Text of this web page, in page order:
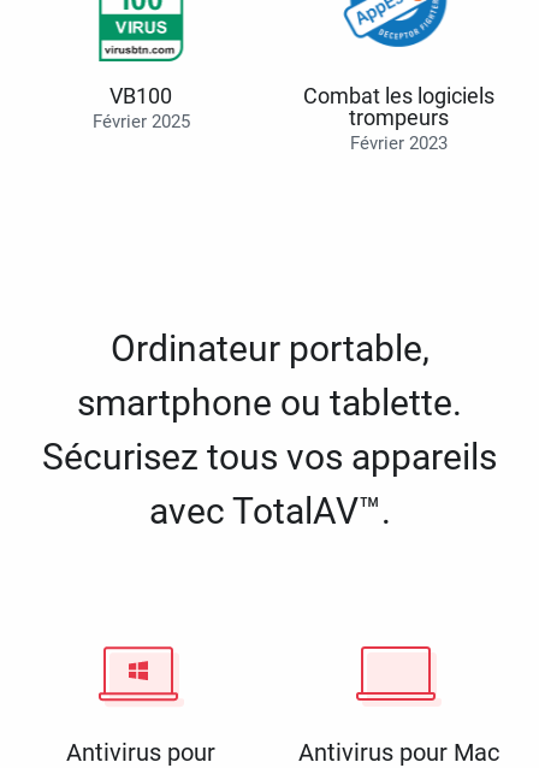
VB100
Février 2025
Combat les logiciels
trompeurs
Février 2023
Ordinateur portable,
smartphone ou tablette.
Sécurisez tous vos appareils
avec TotalAV™.
Antivirus pour
Antivirus pour Mac